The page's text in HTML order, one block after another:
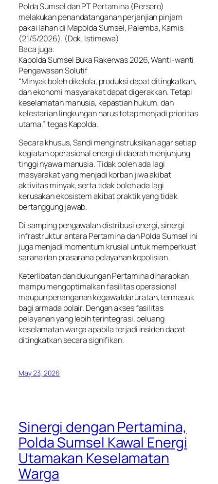
Polda Sumsel dan PT Pertamina (Persero)
melakukan penandatanganan perjanjian pinjam
pakai lahan di Mapolda Sumsel, Palemba, Kamis
(21/5/2026). (Dok. Istimewa)
Baca juga:
Kapolda Sumsel Buka Rakerwas 2026, Wanti-wanti
Pengawasan Solutif
“Minyak boleh dikelola, produksi dapat ditingkatkan,
dan ekonomi masyarakat dapat digerakkan. Tetapi
keselamatan manusia, kepastian hukum, dan
kelestarian lingkungan harus tetap menjadi prioritas
utama,” tegas Kapolda.
Secara khusus, Sandi menginstruksikan agar setiap
kegiatan operasional energi di daerah menjunjung
tinggi nyawa manusia. Tidak boleh ada lagi
masyarakat yang menjadi korban jiwa akibat
aktivitas minyak, serta tidak boleh ada lagi
kerusakan ekosistem akibat praktik yang tidak
bertanggung jawab.
Di samping pengawalan distribusi energi, sinergi
infrastruktur antara Pertamina dan Polda Sumsel ini
juga menjadi momentum krusial untuk memperkuat
sarana dan prasarana pelayanan kepolisian.
Keterlibatan dan dukungan Pertamina diharapkan
mampu mengoptimalkan fasilitas operasional
maupun penanganan kegawatdaruratan, termasuk
bagi armada polair. Dengan akses fasilitas
pelayanan yang lebih terintegrasi, peluang
keselamatan warga apabila terjadi insiden dapat
ditingkatkan secara signifikan.
May 23, 2026
Sinergi dengan Pertamina,
Polda Sumsel Kawal Energi
Utamakan Keselamatan
Warga